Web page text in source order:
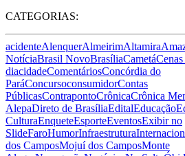
CATEGORIAS:
acidenteAlenquerAlmeirimAltamira
NotíciaBrasil NovoBrasíliaCametá
diacidadeComentáriosConcórdia do
ParáConcursoconsumidorContas
PúblicasContrapontoCrônicaCrônica
AlepaDireto de BrasíliaEditalEducação
CulturaEnqueteEsporteEventosExibir no
SlideFaroHumorInfraestrutura
dos CamposMojuí dos CamposMonte